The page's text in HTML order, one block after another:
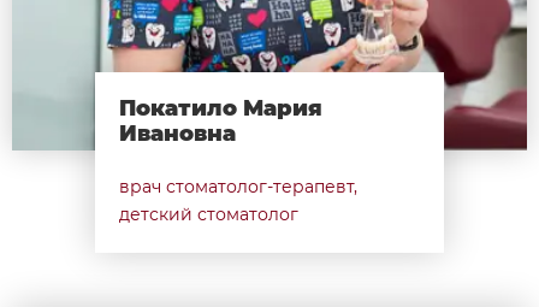
Покатило Мария
Ивановна
врач стоматолог-терапевт,
детский стоматолог